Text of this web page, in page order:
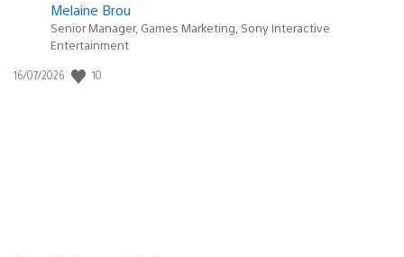
Melaine Brou
Senior Manager, Games Marketing, Sony Interactive
Entertainment
Fecha
16/07/2026 10